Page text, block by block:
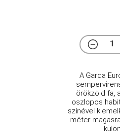
A Garda
örökzöld fa,
oszlopos
színével
méter